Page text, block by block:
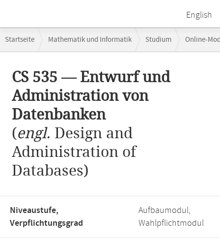
English
Navigation
Startseite Mathematik und Informatik Studium Online-
CS 535 — Entwurf und
Administration von
Datenbanken
(engl. Design and
Administration of
Databases)
Niveaustufe,
Verpflichtungsgrad
Aufbaumodul,
Wahlpflichtmodul